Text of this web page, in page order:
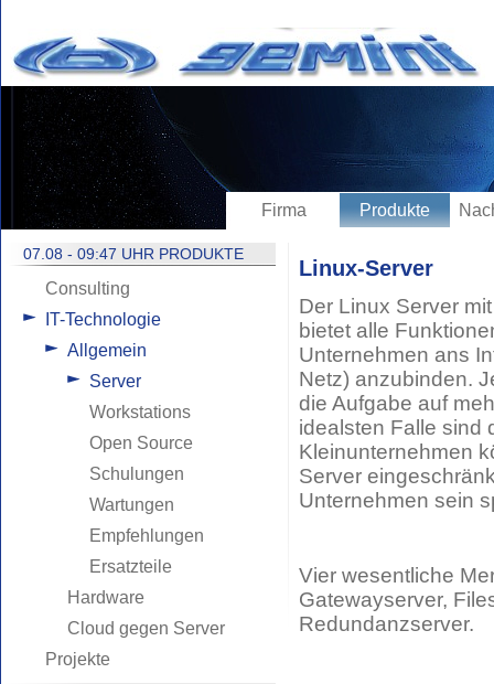
Firma Produkte
07.08 - 09:47 UHR PRODUKTE
Consulting
IT-Technologie
Allgemein
Server
Workstations
Open Source
Schulungen
Wartungen
Empfehlungen
Ersatzteile
Hardware
Cloud gegen Server
Projekte
Linux-Server
Der Linux Server
bietet alle
Unternehmen ans
Netz) anzubinden.
die Aufgabe auf
idealsten Falle sind
Kleinunternehmen
Server
Unternehmen sein
Vier wesentliche
Gatewayserver,
Redundanzserver.